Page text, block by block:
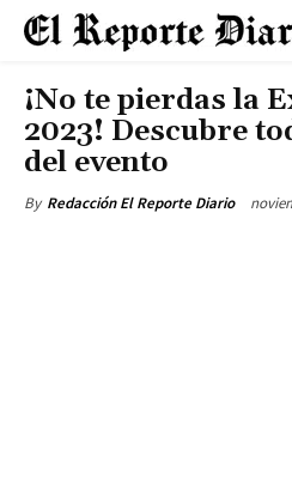
¡No te pierdas la
2023! Descubre
del evento
By Redacción El Reporte Diario